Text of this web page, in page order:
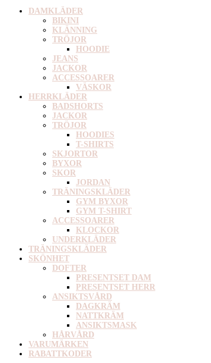
DAMKLÄDER
BIKINI
KLÄNNING
TRÖJOR
HOODIE
JEANS
JACKOR
ACCESSOARER
VÄSKOR
HERRKLÄDER
BADSHORTS
JACKOR
TRÖJOR
HOODIES
T-SHIRTS
SKJORTOR
BYXOR
SKOR
JORDAN
TRÄNINGSKLÄDER
GYM BYXOR
GYM T-SHIRT
ACCESSOARER
KLOCKOR
UNDERKLÄDER
TRÄNINGSKLÄDER
SKÖNHET
DOFTER
PRESENTSET DAM
PRESENTSET HERR
ANSIKTSVÅRD
DAGKRÄM
NATTKRÄM
ANSIKTSMASK
HÅRVÅRD
VARUMÄRKEN
RABATTKODER